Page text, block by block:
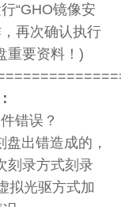
“GHO镜像安
再次确认执行
重要资料！)
错误？
出错造成的，
刻录方式刻录
拟光驱方式加